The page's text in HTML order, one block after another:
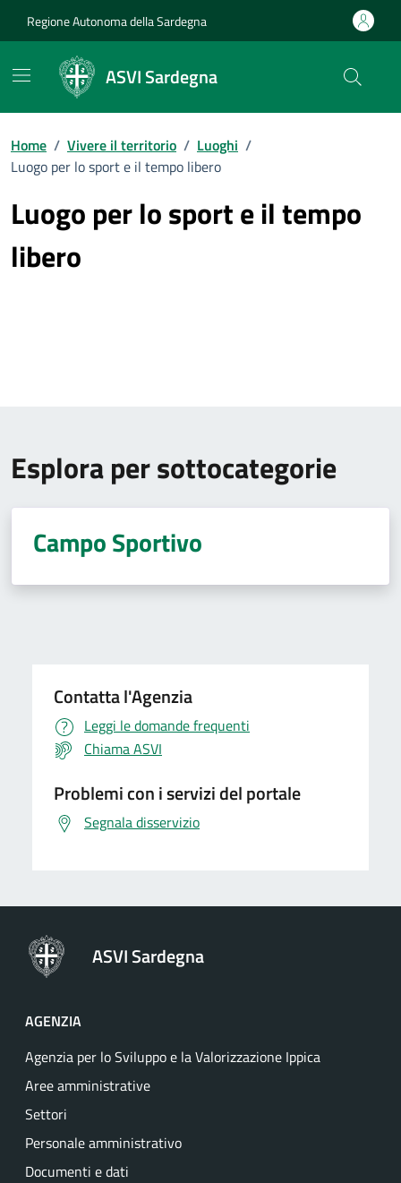
Regione Autonoma della Sardegna
ASVI Sardegna
Home / Vivere il territorio / Luoghi /
Luogo per lo sport e il tempo libero
Luogo per lo sport e il tempo
libero
Esplora per sottocategorie
Campo Sportivo
Contatta l'Agenzia
Leggi le domande frequenti
Chiama ASVI
Problemi con i servizi del portale
Segnala disservizio
ASVI Sardegna
AGENZIA
Agenzia per lo Sviluppo e la Valorizzazione Ippica
Aree amministrative
Settori
Personale amministrativo
Documenti e dati